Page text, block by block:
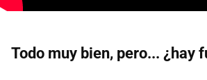
Todo muy bien, pero... ¿hay